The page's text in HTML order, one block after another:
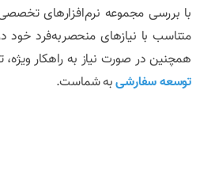
با بررسی مجموعه نرم‌افزارهای
متناسب با نیازهای منحصربه‌فرد خود
همچنین در صورت نیاز به راهکار ویژه،
توسعه سفارشیبه شماست.